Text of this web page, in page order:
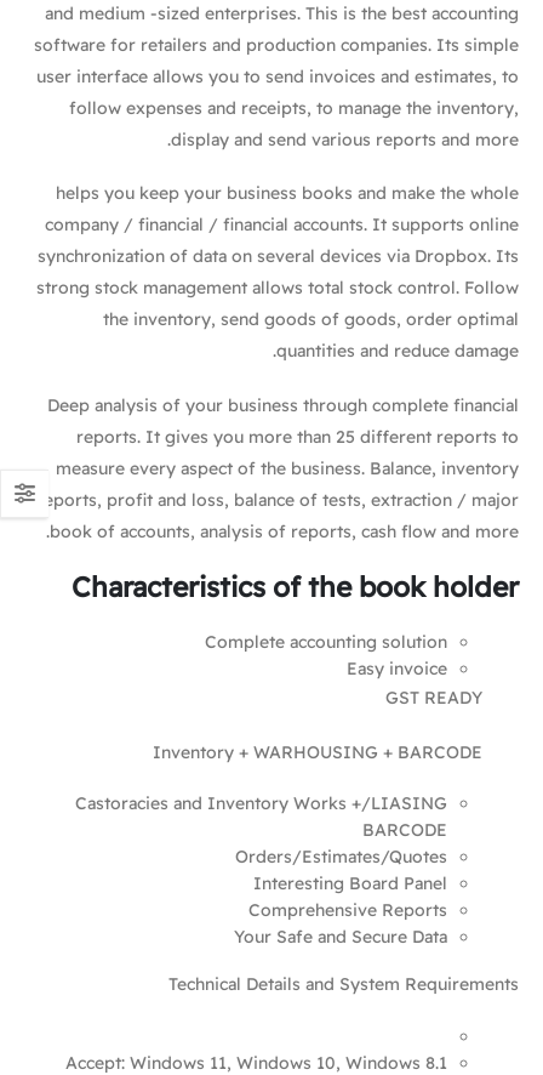
and medium -sized enterprises. This is the best accounting
software for retailers and production companies. Its simple
user interface allows you to send invoices and estimates, to
follow expenses and receipts, to manage the inventory,
display and send various reports and more.
helps you keep your business books and make the whole
company / financial / financial accounts. It supports online
synchronization of data on several devices via Dropbox. Its
strong stock management allows total stock control. Follow
the inventory, send goods of goods, order optimal
quantities and reduce damage.
Deep analysis of your business through complete financial
reports. It gives you more than 25 different reports to
measure every aspect of the business. Balance, inventory
reports, profit and loss, balance of tests, extraction / major
book of accounts, analysis of reports, cash flow and more.
Characteristics of the book holder
Complete accounting solution
Easy invoice
GST READY
Inventory + WARHOUSING + BARCODE
Castoracies and Inventory Works +/LIASING
BARCODE
Orders/Estimates/Quotes
Interesting Board Panel
Comprehensive Reports
Your Safe and Secure Data
Technical Details and System Requirements
Accept: Windows 11, Windows 10, Windows 8.1